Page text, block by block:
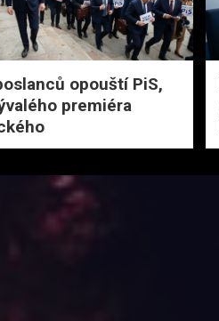
opouští PiS,
premiéra